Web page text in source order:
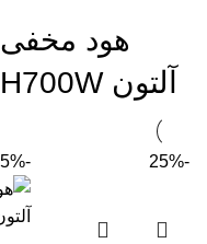
هود مخفی
آلتون H700W
-25%
-25%